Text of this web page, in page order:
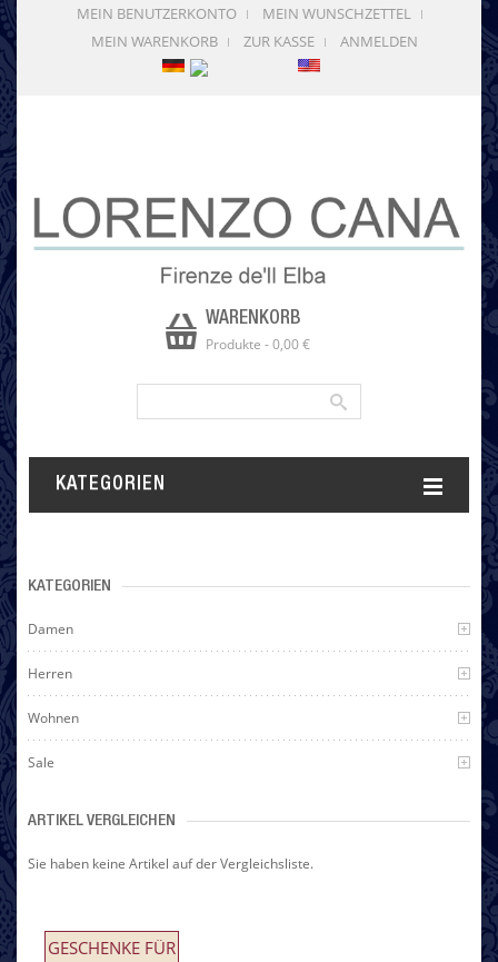
MEIN BENUTZERKONTO
MEIN WUNSCHZETTEL
MEIN WARENKORB
ZUR KASSE ANMELDEN
WARENKORB
Produkte -0,00 €
KATEGORIEN
KATEGORIEN
Damen
Herren
Wohnen
Sale
ARTIKEL VERGLEICHEN
Sie haben keine Artikel auf der Vergleichsliste.
GESCHENKE FÜR